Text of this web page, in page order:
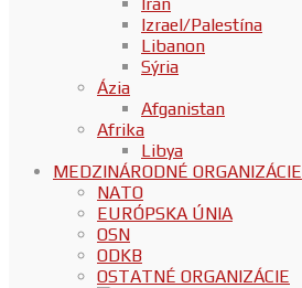
Izrael/Palestína
Libanon
Sýria
Ázia
Afganistan
Afrika
Libya
MEDZINÁRODNÉ ORGANIZÁCIE
NATO
EURÓPSKA ÚNIA
OSN
ODKB
OSTATNÉ ORGANIZÁCIE